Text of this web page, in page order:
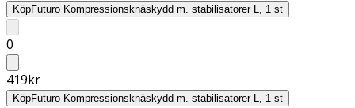
KöpFuturo Kompressionsknäskydd m. stabilisatorer L, 1 st
0
419kr
KöpFuturo Kompressionsknäskydd m. stabilisatorer L, 1 st